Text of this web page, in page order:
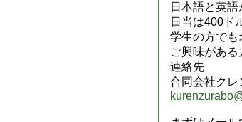
日本語と英語
日当は400ド
学生の方でも
ご興味がある
連絡先
合同会社ク